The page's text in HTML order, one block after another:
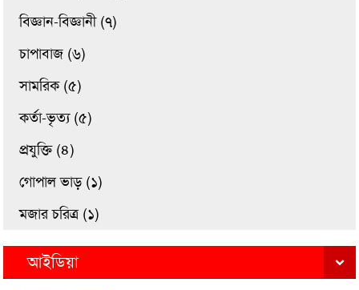
বিজ্ঞান-বিজ্ঞানী (৭)
চাপাবাজ (৬)
সামরিক (৫)
কর্তা-ভৃত্য (৫)
প্রযুক্তি (৪)
গোপাল ভাড় (১)
মজার চরিত্র (১)
আইডিয়া